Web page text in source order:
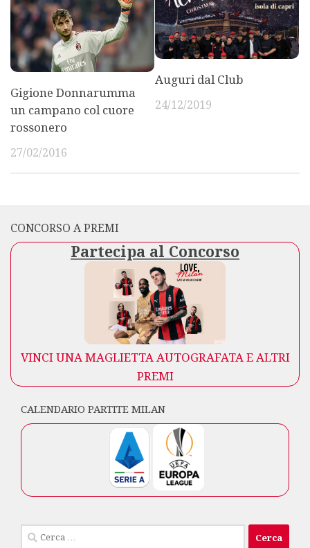
Gigione Donnarumma
un campano col cuore
rossonero
27/02/2016
Auguri dal Club
24/12/2019
CONCORSO A PREMI
Partecipa al Concorso
VINCI UNA MAGLIETTA AUTOGRAFATA E ALTRI
PREMI
CALENDARIO PARTITE MILAN
Ricerca